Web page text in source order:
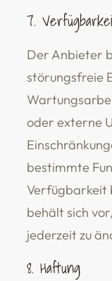
7.
Der Anbieter
störungsfreie
oder externe
bestimmte
Verfügbarkeit
behält sich
jederzeit zu
8. Haftung